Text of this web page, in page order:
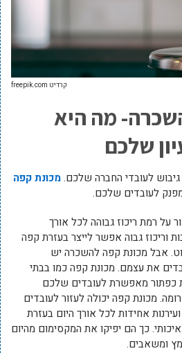
קרדיט freepik.com
מה היא
שלכם
גיבוש לעובדי החברה שלכם.מכונת קפה
לעובדים שלכם.
על רמת ריכוז גבוהה לכל אורך
וריכוז גבוה אפשר לייצר בעזרת קפה
אבל מכונת קפה להשכרה יש
את עצמם. מכונת קפה כמו בבתי
כפתור מאפשרת לעובדים שלכם
מכונת קפה יכולה לעזור לעובדים
אחידות לכל אורך היום בעזרת
כך הם יפיקו את המקסימום מהיום
ומשאבים.